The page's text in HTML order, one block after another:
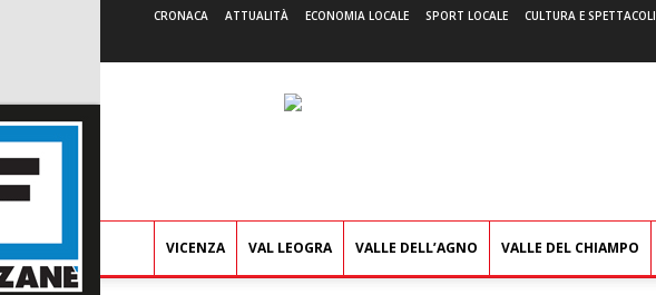
CRONACA ATTUALITÀ ECONOMIA LOCALE SPORT LOCALE CULTURA E SPETTACOLI
VICENZA VAL LEOGRA VALLE DELL’AGNO VALLE DEL CHIAMPO